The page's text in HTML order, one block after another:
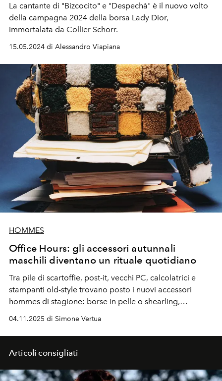
La cantante di "Bizcocito" e "Despechà" è il nuovo volto
della campagna 2024 della borsa Lady Dior,
immortalata da Collier Schorr.
15.05.2024 di Alessandro Viapiana
HOMMES
Office Hours: gli accessori autunnali
maschili diventano un rituale quotidiano
Tra pile di scartoffie, post-it, vecchi PC, calcolatrici e
stampanti old-style trovano posto i nuovi accessori
hommes di stagione: borse in pelle o shearling,
04.11.2025 di Simone Vertua
Articoli consigliati